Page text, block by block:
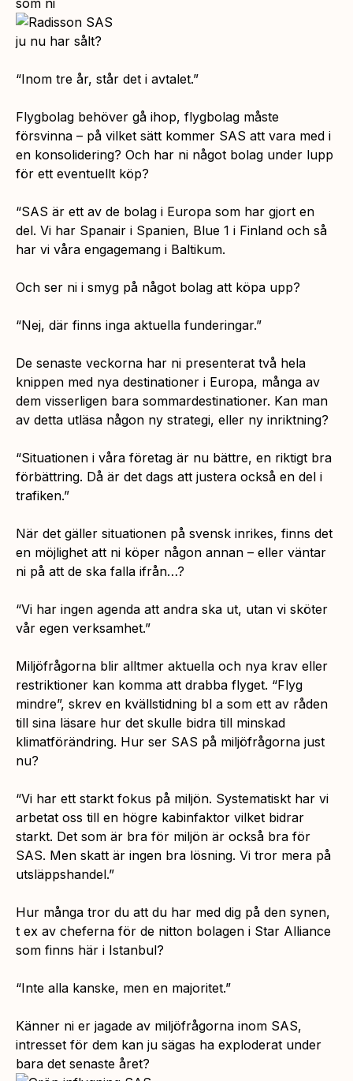
ju nu har sålt?
“Inom tre år, står det i avtalet.”
Flygbolag behöver gå ihop, flygbolag måste
försvinna – på vilket sätt kommer SAS att vara med i
en konsolidering? Och har ni något bolag under lupp
för ett eventuellt köp?
“SAS är ett av de bolag i Europa som har gjort en
del. Vi har Spanair i Spanien, Blue 1 i Finland och så
har vi våra engagemang i Baltikum.
Och ser ni i smyg på något bolag att köpa upp?
“Nej, där finns inga aktuella funderingar.”
De senaste veckorna har ni presenterat två hela
knippen med nya destinationer i Europa, många av
dem visserligen bara sommardestinationer. Kan man
av detta utläsa någon ny strategi, eller ny inriktning?
“Situationen i våra företag är nu bättre, en riktigt bra
förbättring. Då är det dags att justera också en del i
trafiken.”
När det gäller situationen på svensk inrikes, finns det
en möjlighet att ni köper någon annan – eller väntar
ni på att de ska falla ifrån…?
“Vi har ingen agenda att andra ska ut, utan vi sköter
vår egen verksamhet.”
Miljöfrågorna blir alltmer aktuella och nya krav eller
restriktioner kan komma att drabba flyget. “Flyg
mindre”, skrev en kvällstidning bl a som ett av råden
till sina läsare hur det skulle bidra till minskad
klimatförändring. Hur ser SAS på miljöfrågorna just
nu?
“Vi har ett starkt fokus på miljön. Systematiskt har vi
arbetat oss till en högre kabinfaktor vilket bidrar
starkt. Det som är bra för miljön är också bra för
SAS. Men skatt är ingen bra lösning. Vi tror mera på
utsläppshandel.”
Hur många tror du att du har med dig på den synen,
t ex av cheferna för de nitton bolagen i Star Alliance
som finns här i Istanbul?
“Inte alla kanske, men en majoritet.”
Känner ni er jagade av miljöfrågorna inom SAS,
intresset för dem kan ju sägas ha exploderat under
bara det senaste året?